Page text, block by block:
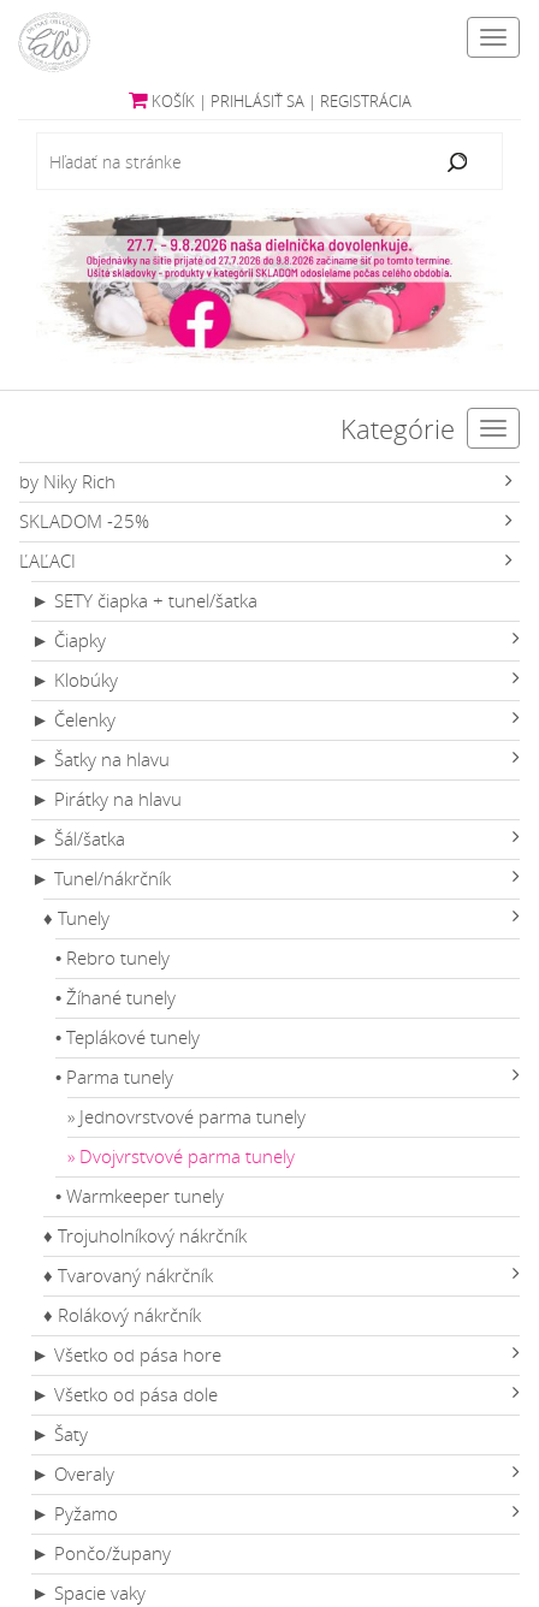
KOŠÍK | PRIHLÁSIŤ SA | REGISTRÁCIA
Kategórie
by Niky Rich
SKLADOM -25%
ĽAĽACI
► SETY čiapka + tunel/šatka
► Čiapky
► Klobúky
► Čelenky
► Šatky na hlavu
► Pirátky na hlavu
► Šál/šatka
► Tunel/nákrčník
♦ Tunely
• Rebro tunely
• Žíhané tunely
• Teplákové tunely
• Parma tunely
» Jednovrstvové parma tunely
» Dvojvrstvové parma tunely
• Warmkeeper tunely
♦ Trojuholníkový nákrčník
♦ Tvarovaný nákrčník
♦ Rolákový nákrčník
► Všetko od pása hore
► Všetko od pása dole
► Šaty
► Overaly
► Pyžamo
► Pončo/župany
► Spacie vaky